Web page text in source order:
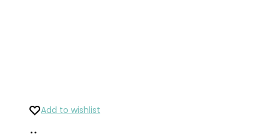
Add to wishlist